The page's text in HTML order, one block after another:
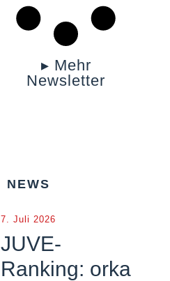
▸ Mehr
Newsletter
NEWS
7. Juli 2026
JUVE-
Ranking: orka